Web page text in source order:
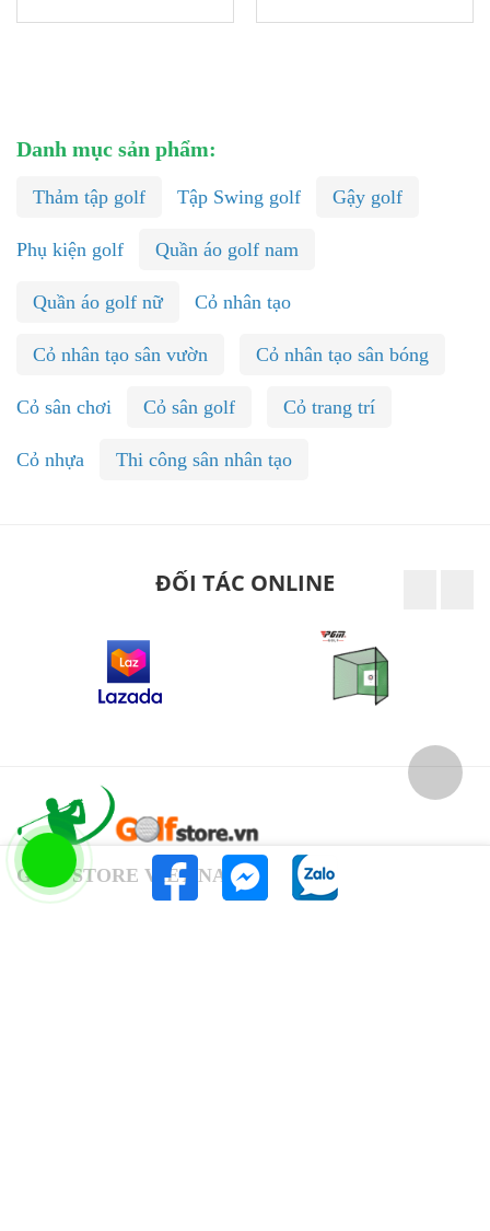
Danh mục sản phẩm:
Thảm tập golf Tập Swing golf Gậy golf
Phụ kiện golf Quần áo golf nam
Quần áo golf nữ Cỏ nhân tạo
Cỏ nhân tạo sân vườn Cỏ nhân tạo sân bóng
Cỏ sân chơi Cỏ sân golf Cỏ trang trí
Cỏ nhựa Thi công sân nhân tạo
ĐỐI TÁC ONLINE
GOLFSTORE VIET NAM